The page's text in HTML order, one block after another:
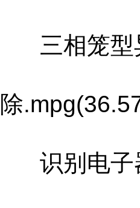
三相笼型
除
识别电子